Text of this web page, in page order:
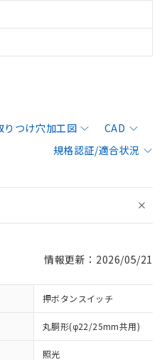
りつけ穴加工図
CAD
規格認証/適合状況
情報更新：2026/05/21
押ボタンスイッチ
丸胴形(φ22/25mm共用)
照光